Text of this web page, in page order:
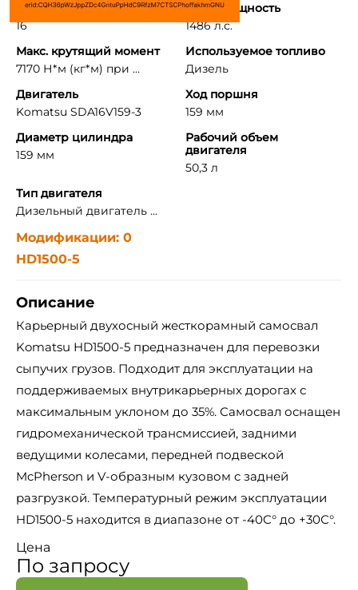
Количество цилиндров
16
Макс. мощность
1486 л.с.
Макс. крутящий момент
7170 Н*м (кг*м) при ...
Используемое топливо
Дизель
Двигатель
Komatsu SDA16V159-3
Ход поршня
159 мм
Диаметр цилиндра
159 мм
Рабочий объем
двигателя
50,3 л
Тип двигателя
Дизельный двигатель ...
Модификации: 0
HD1500-5
Описание
Карьерный двухосный жесткорамный самосвал
Komatsu HD1500-5 предназначен для перевозки
сыпучих грузов. Подходит для эксплуатации на
поддерживаемых внутрикарьерных дорогах с
максимальным уклоном до 35%. Самосвал оснащен
гидромеханической трансмиссией, задними
ведущими колесами, передней подвеской
McPherson и V-образным кузовом c задней
разгрузкой. Температурный режим эксплуатации
HD1500-5 находится в диапазоне от -40C° до +30С°.
Цена
По запросу